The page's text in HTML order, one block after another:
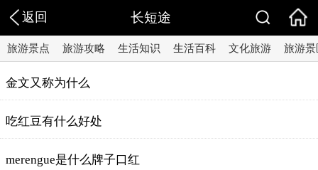
返回 长短途
旅游景点 旅游攻略 生活知识 生活百科 文化旅游 旅游景
金文又称为什么
吃红豆有什么好处
merengue是什么牌子口红